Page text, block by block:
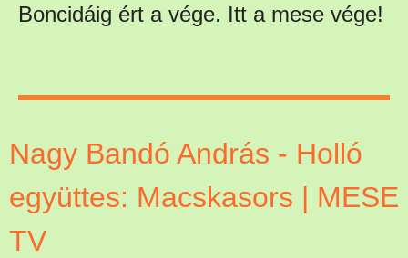
Boncidáig ért a vége. Itt a mese vége!
Nagy Bandó András - Holló
együttes: Macskasors | MESE
TV